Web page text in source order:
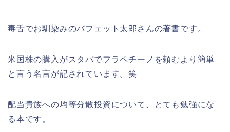
毒舌でお馴染みのバフェット太郎さんの著書です。
米国株の購入がスタバでフラペチーノを頼むより簡単
と言う名言が記されています。笑
配当貴族への均等分散投資について、とても勉強にな
る本です。